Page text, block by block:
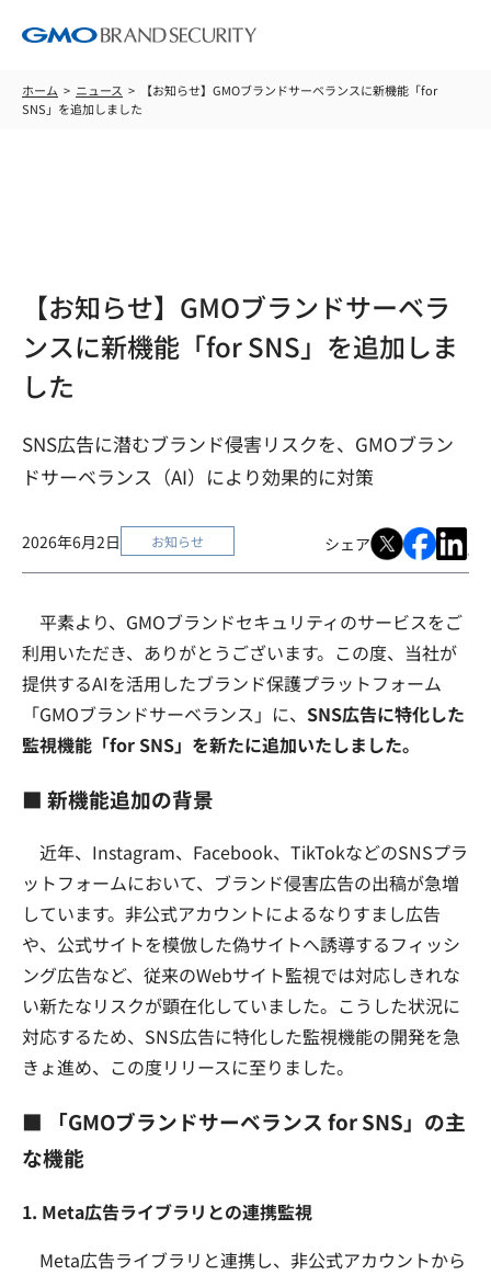
ホーム ニュース
【お知らせ】GMOブランドサーベランスに新機能「for
SNS」を追加しました
【お知らせ】GMOブランドサーベラ
ンスに新機能「for SNS」を追加しま
した
SNS広告に潜むブランド侵害リスクを、GMOブラン
ドサーベランス（AI）により効果的に対策
2026年6月2日 お知らせ シェア
平素より、GMOブランドセキュリティのサービスをご
利用いただき、ありがとうございます。この度、当社が
提供するAIを活用したブランド保護プラットフォーム
「GMOブランドサーベランス」に、 SNS広告に特化した
監視機能「for SNS」を新たに追加いたしました。
■ 新機能追加の背景
近年、Instagram、Facebook、TikTokなどのSNSプラ
ットフォームにおいて、ブランド侵害広告の出稿が急増
しています。非公式アカウントによるなりすまし広告
や、公式サイトを模倣した偽サイトへ誘導するフィッシ
ング広告など、従来のWebサイト監視では対応しきれな
い新たなリスクが顕在化していました。こうした状況に
対応するため、SNS広告に特化した監視機能の開発を急
きょ進め、この度リリースに至りました。
■ 「GMOブランドサーベランス for SNS」の主
な機能
1. Meta広告ライブラリとの連携監視
Meta広告ライブラリと連携し、非公式アカウントから